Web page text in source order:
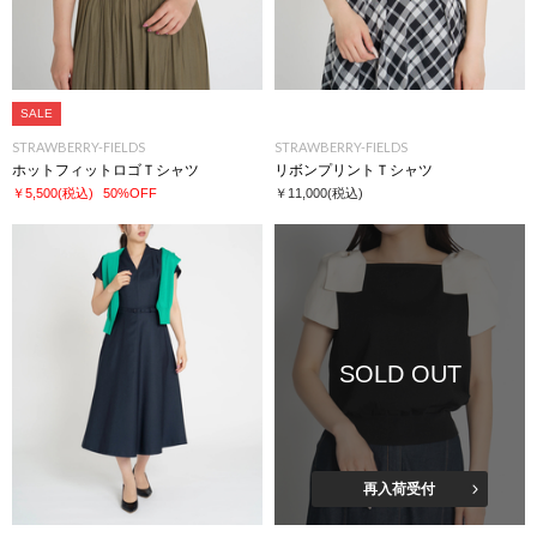
SALE
STRAWBERRY-FIELDS
ホットフィットロゴＴシャツ
￥5,500(税込) 50%OFF
STRAWBERRY-FIELDS
リボンプリントＴシャツ
￥11,000(税込)
SOLD OUT
再入荷受付